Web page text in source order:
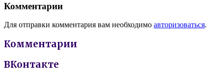
Комментарии
Для отправки комментария вам необходимо авторизоваться.
Комментарии
ВКонтакте